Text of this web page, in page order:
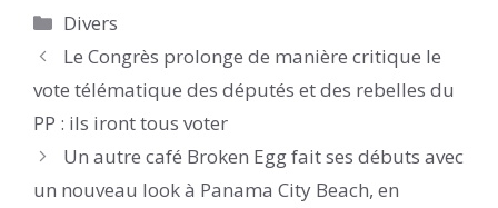
Catégories
Divers
Le Congrès prolonge de manière critique le
vote télématique des députés et des rebelles du
PP : ils iront tous voter
Un autre café Broken Egg fait ses débuts avec
un nouveau look à Panama City Beach, en